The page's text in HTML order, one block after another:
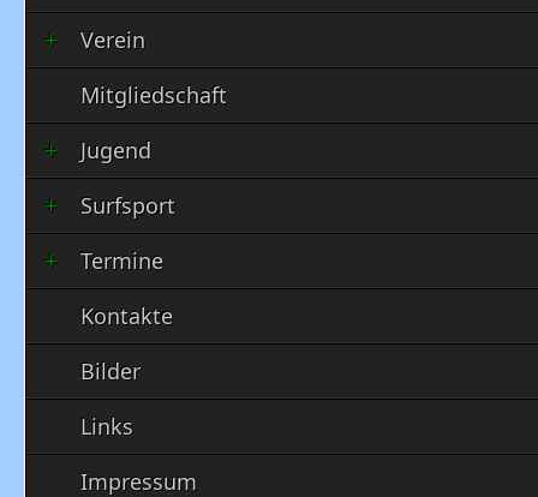
Verein
Mitgliedschaft
Jugend
Surfsport
Termine
Kontakte
Bilder
Links
Impressum